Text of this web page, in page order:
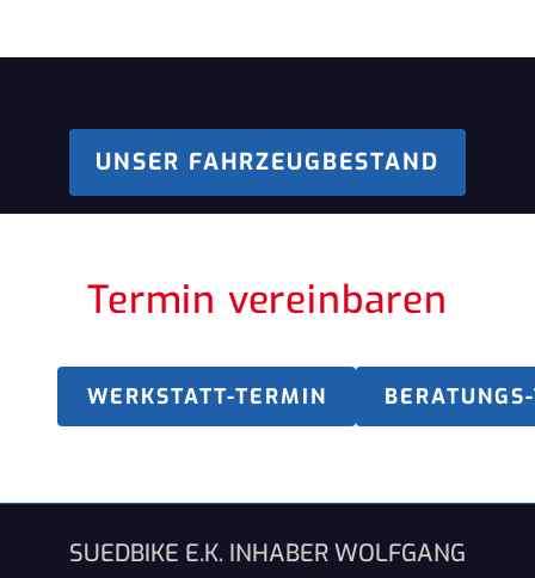
UNSER FAHRZEUGBESTAND
Termin vereinbaren
WERKSTATT-TERMIN
SUEDBIKE E.K. INHABER WOLFGANG